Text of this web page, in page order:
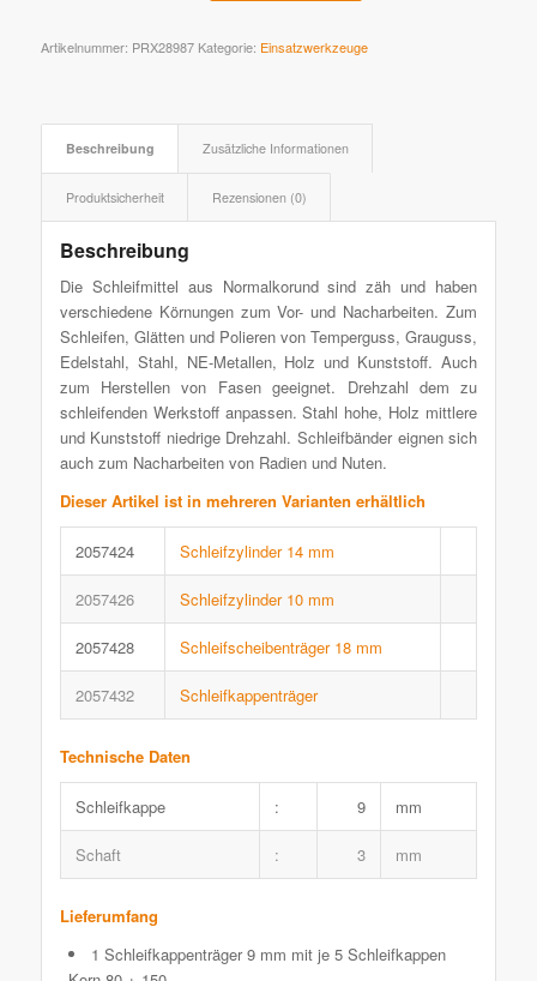
Artikelnummer: PRX28987 Kategorie: Einsatzwerkzeuge
Beschreibung Zusätzliche Informationen
Produktsicherheit Rezensionen (0)
Beschreibung
Die Schleifmittel aus Normalkorund sind zäh und haben
verschiedene Körnungen zum Vor- und Nacharbeiten. Zum
Schleifen, Glätten und Polieren von Temperguss, Grauguss,
Edelstahl, Stahl, NE-Metallen, Holz und Kunststoff. Auch
zum Herstellen von Fasen geeignet. Drehzahl dem zu
schleifenden Werkstoff anpassen. Stahl hohe, Holz mittlere
und Kunststoff niedrige Drehzahl. Schleifbänder eignen sich
auch zum Nacharbeiten von Radien und Nuten.
Dieser Artikel ist in mehreren Varianten erhältlich
2057424 Schleifzylinder 14 mm
2057426 Schleifzylinder 10 mm
2057428 Schleifscheibenträger 18 mm
2057432 Schleifkappenträger
Technische Daten
Schleifkappe : 9 mm
Schaft : 3 mm
Lieferumfang
1 Schleifkappenträger 9 mm mit je 5 Schleifkappen